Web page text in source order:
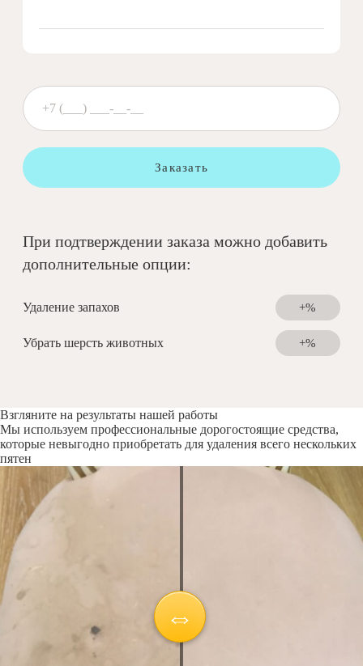
Заказать
При подтверждении заказа можно добавить
дополнительные опции:
Удаление запахов +%
Убрать шерсть животных +%
Взгляните на результаты нашей работы
Мы используем профессиональные дорогостоящие средства,
которые невыгодно приобретать для удаления всего нескольких
пятен